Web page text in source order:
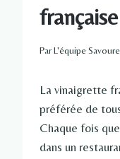
française
ParL'équipe
La vinaigrette
préférée de
Chaque fois
dans un